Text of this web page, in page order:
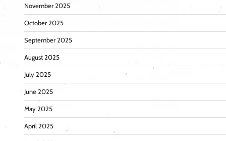
November 2025
October 2025
September 2025
August 2025
July 2025
June 2025
May 2025
April 2025